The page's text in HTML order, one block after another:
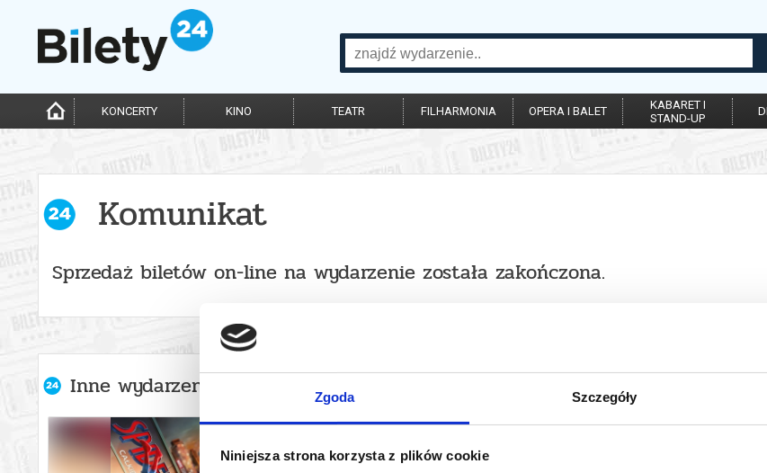
Zgoda Szczegóły
Niniejsza strona korzysta z plików cookie
KONCERTY KINO TEATR FILHARMONIA OPERA I BALET
KABARET I
STAND-UP
Komunikat
Sprzedaż biletów on-line na wydarzenie została zakończona.
Inne wydarzenia organizatora